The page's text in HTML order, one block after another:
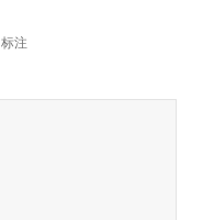
标注